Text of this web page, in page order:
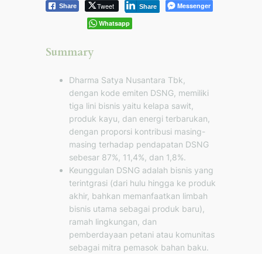
Share Tweet Share
Messenger
Whatsapp
Summary
Dharma Satya Nusantara Tbk,
dengan kode emiten DSNG, memiliki
tiga lini bisnis yaitu kelapa sawit,
produk kayu, dan energi terbarukan,
dengan proporsi kontribusi masing-
masing terhadap pendapatan DSNG
sebesar 87%, 11,4%, dan 1,8%.
Keunggulan DSNG adalah bisnis yang
terintgrasi (dari hulu hingga ke produk
akhir, bahkan memanfaatkan limbah
bisnis utama sebagai produk baru),
ramah lingkungan, dan
pemberdayaan petani atau komunitas
sebagai mitra pemasok bahan baku.